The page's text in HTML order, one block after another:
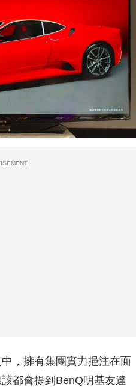
，擁有集團實力挹注在面
都會提到BenQ明基友達